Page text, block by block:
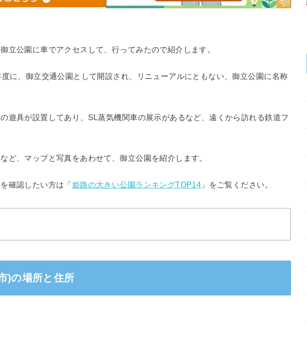
立公園に車でアクセスして、行ってみたので紹介します。
に、御立交通公園として開設され、リニューアルにともない、御立公園に名称
遊具が設置してあり、SL蒸気機関車の展示があるなど、遠くから訪れる鉄道フ
ど、マップと写真をあわせて、御立公園を紹介します。
確認したい方は「 姫路の大きい公園ランキングTOP14 」をご覧ください。
)の場所と住所